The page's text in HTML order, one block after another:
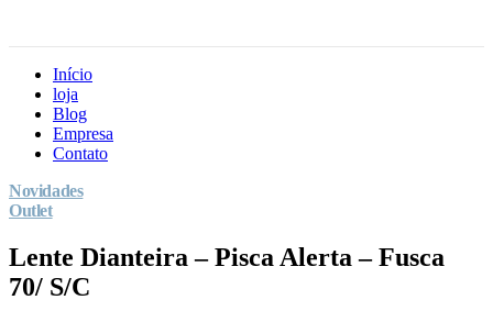
Início
loja
Blog
Empresa
Contato
Novidades
Outlet
Lente Dianteira – Pisca Alerta – Fusca
70/ S/C